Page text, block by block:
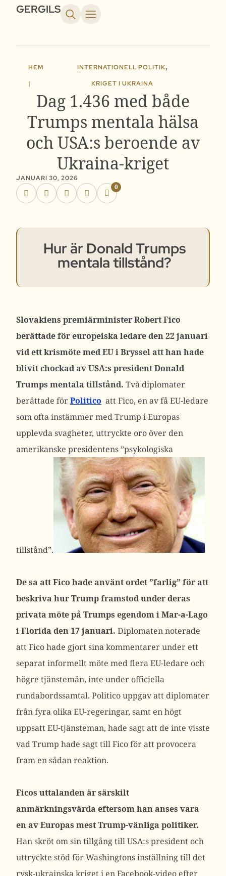
GERGILS
HEM
|
INTERNATIONELL POLITIK,
KRIGET I UKRAINA
Dag 1.436 med både
Trumps mentala hälsa
och USA:s beroende av
Ukraina-kriget
JANUARI 30, 2026
0
Hur är Donald Trumps
mentala tillstånd?
Slovakiens premiärminister Robert Fico
berättade för europeiska ledare den 22 januari
vid ett krismöte med EU i Bryssel att han hade
blivit chockad av USA:s president Donald
Trumps mentala tillstånd. Två diplomater
berättade förPolitico att Fico, en av få EU-ledare
som ofta instämmer med Trump i Europas
upplevda svagheter, uttryckte oro över den
amerikanske presidentens ”psykologiska
tillstånd”.
De sa att Fico hade använt ordet ”farlig” för att
beskriva hur Trump framstod under deras
privata möte på Trumps egendom i Mar-a-Lago
i Florida den 17 januari. Diplomaten noterade
att Fico hade gjort sina kommentarer under ett
separat informellt möte med flera EU-ledare och
högre tjänstemän, inte under officiella
rundabordssamtal. Politico uppgav att diplomater
från fyra olika EU-regeringar, samt en högt
uppsatt EU-tjänsteman, hade sagt att de inte visste
vad Trump hade sagt till Fico för att provocera
fram en sådan reaktion.
Ficos uttalanden är särskilt
anmärkningsvärda eftersom han anses vara
en av Europas mest Trump-vänliga politiker.
Han skröt om sin tillgång till USA:s president och
uttryckte stöd för Washingtons inställning till det
rysk-ukrainska kriget i en Facebook-video efter